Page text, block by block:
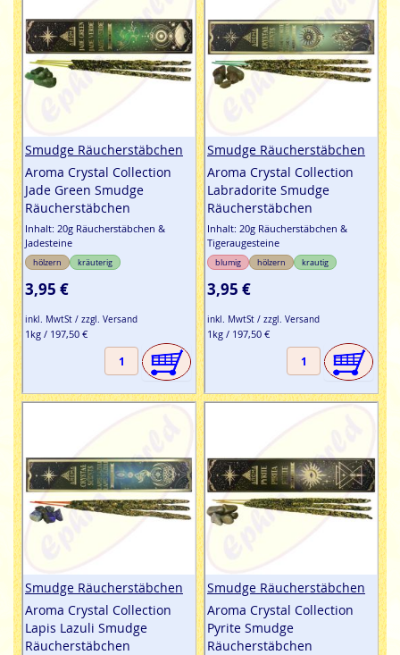
Smudge Räucherstäbchen
Aroma Crystal Collection
Jade Green Smudge
Räucherstäbchen
Inhalt: 20g Räucherstäbchen &
Jadesteine
hölzern kräuterig
3,95 €
inkl. MwtSt / zzgl. Versand
1kg / 197,50 €
Smudge Räucherstäbchen
Aroma Crystal Collection
Labradorite Smudge
Räucherstäbchen
Inhalt: 20g Räucherstäbchen &
Tigeraugesteine
blumig hölzern krautig
3,95 €
inkl. MwtSt / zzgl. Versand
1kg / 197,50 €
Smudge Räucherstäbchen
Aroma Crystal Collection
Lapis Lazuli Smudge
Räucherstäbchen
Smudge Räucherstäbchen
Aroma Crystal Collection
Pyrite Smudge
Räucherstäbchen